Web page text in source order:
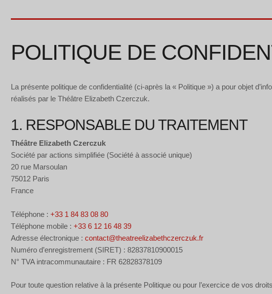
POLITIQUE DE
La présente politique de confidentialité (ci-après la « Politique ») a pour objet
réalisés par le Théâtre Elizabeth Czerczuk.
1. RESPONSABLE DU TRAITEMENT
Théâtre Elizabeth Czerczuk
Société par actions simplifiée (Société à associé unique)
20 rue Marsoulan
75012 Paris
France
Téléphone : +33 1 84 83 08 80
Téléphone mobile : +33 6 12 16 48 39
Adresse électronique : contact@theatreelizabethczerczuk.fr
Numéro d’enregistrement (SIRET) : 82837810900015
N° TVA intracommunautaire : FR 62828378109
Pour toute question relative à la présente Politique ou pour l’exercice de vos